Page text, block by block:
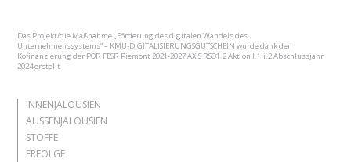
Das Projekt/die Maßnahme „Förderung des digitalen Wandels des
Unternehmenssystems“ – KMU-DIGITALISIERUNGSGUTSCHEIN wurde dank der
Kofinanzierung der POR FESR Piemont 2021-2027 AXIS RSO1.2 Aktion I.1ii.2 Abschlussjahr
2024 erstellt
INNENJALOUSIEN
AUSSENJALOUSIEN
STOFFE
ERFOLGE